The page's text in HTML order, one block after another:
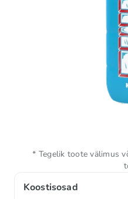
Koostisosad
* Tegelik toote välimus